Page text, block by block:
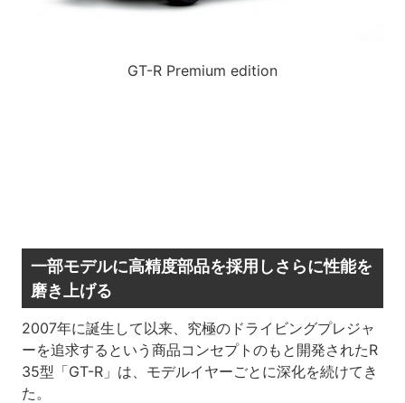
GT-R Premium edition
一部モデルに高精度部品を採用しさらに性能を
磨き上げる
2007年に誕生して以来、究極のドライビングプレジャ
ーを追求するという商品コンセプトのもと開発されたR
35型「GT-R」は、モデルイヤーごとに深化を続けてき
た。